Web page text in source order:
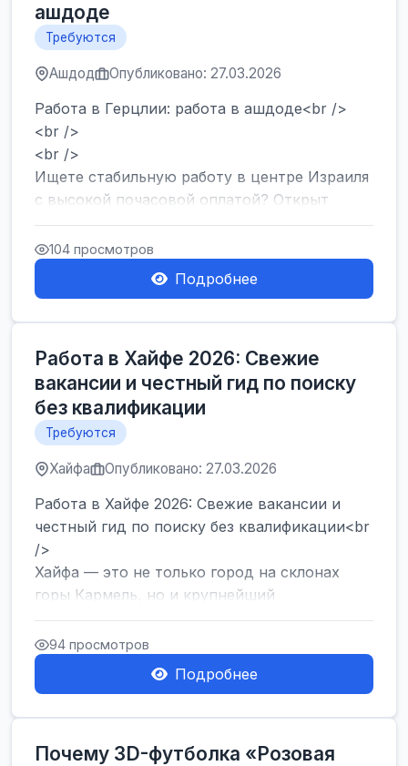
ашдоде
Требуются
Ашдод Опубликовано: 27.03.2026
Работа в Герцлии: работа в ашдоде<br />
<br />
<br />
Ищете стабильную работу в центре Израиля
с высокой почасовой оплатой? Открыт
набор сотрудников на современный склад в
Герцлии. Мы предлагаем оф...
104 просмотров
Подробнее
Работа в Хайфе 2026: Свежие
вакансии и честный гид по поиску
без квалификации
Требуются
Хайфа Опубликовано: 27.03.2026
Работа в Хайфе 2026: Свежие вакансии и
честный гид по поиску без квалификации<br
/>
Хайфа — это не только город на склонах
горы Кармель, но и крупнейший
промышленный и логистический хаб
Израиля. Если...
94 просмотров
Подробнее
Почему 3D-футболка «Розовая